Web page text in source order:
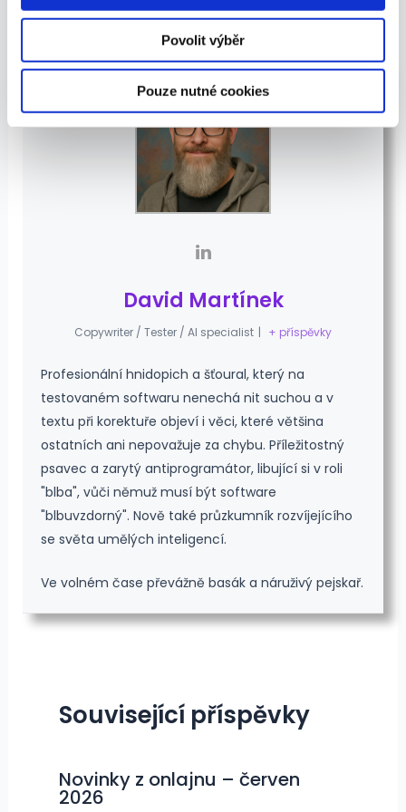
Povolit výběr
Pouze nutné cookies
David Martínek
Copywriter / Tester / AI specialist | + příspěvky
Profesionální hnidopich a šťoural, který na
testovaném softwaru nenechá nit suchou a v
textu při korektuře objeví i věci, které většina
ostatních ani nepovažuje za chybu. Příležitostný
psavec a zarytý antiprogramátor, libující si v roli
"blba", vůči němuž musí být software
"blbuvzdorný". Nově také průzkumník rozvíjejícího
se světa umělých inteligencí.
Ve volném čase převážně basák a náruživý pejskař.
Související příspěvky
Novinky z onlajnu – červen
2026